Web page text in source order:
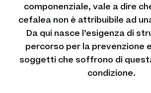
componenziale, vale a dire
cefalea non è attribuibile ad
Da qui nasce l’esigenza di
percorso per la prevenzione
soggetti che soffrono di
condizione.